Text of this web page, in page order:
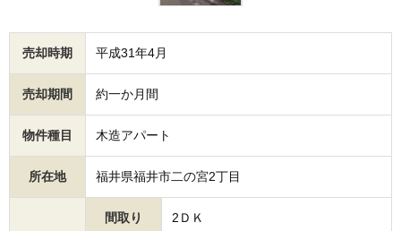
売却時期 平成31年4月
売却期間 約一か月間
物件種目 木造アパート
所在地 福井県福井市二の宮2丁目
間取り 2ＤＫ